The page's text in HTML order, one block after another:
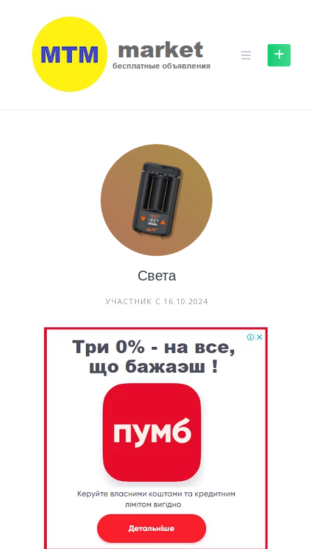
content
Света
УЧАСТНИК С 16.10.2024